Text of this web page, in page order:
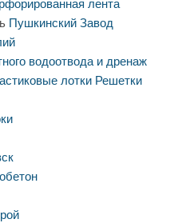
лента
Пушкинский Завод
водоотвода и дренаж
лотки Решетки